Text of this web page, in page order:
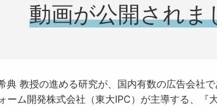
動画が公開されま
教授の進める研究が、国内有数の広告会社
ーム開発株式会社（東大IPC）が主導する、